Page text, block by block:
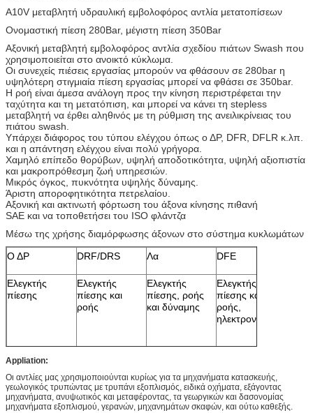
A10V μεταβλητή υδραυλική εμβολοφόρος αντλία μετατοπίσεων
Ονομαστική πίεση 280Bar, μέγιστη πίεση 350Bar
Αξονική μεταβλητή εμβολοφόρος αντλία σχεδίου πιάτων Swash που
χρησιμοποιείται στο ανοικτό κύκλωμα.
Οι συνεχείς πιέσεις εργασίας μπορούν να φθάσουν σε 280bar η
υψηλότερη στιγμιαία πίεση εργασίας μπορεί να φθάσει σε 350bar.
Η ροή είναι άμεσα ανάλογη προς την κίνηση περιστρέφεται την
ταχύτητα και τη μετατόπιση, και μπορεί να κάνει τη stepless
μεταβλητή να έρθει αληθινός με τη ρύθμιση της ανειλικρίνειας του
πιάτου swash.
Υπάρχει διάφορος του τύπου ελέγχου όπως ο ΔΡ, DFR, DFLR κ.λπ.
και η απάντηση ελέγχου είναι πολύ γρήγορα.
Χαμηλό επίπεδο θορύβων, υψηλή αποδοτικότητα, υψηλή αξιοπιστία
και μακροπρόθεσμη ζωή υπηρεσιών.
Μικρός όγκος, πυκνότητα υψηλής δύναμης.
Άριστη αποροφητικότητα πετρελαίου.
Αξονική και ακτινωτή φόρτωση του άξονα κίνησης πιθανή
SAE και να τοποθετήσει του ISO φλάντζα
Μέσω της χρήσης διαμόρφωσης άξονων στο σύστημα κυκλωμάτων
Ο ΔΡ
DRF/DRS Λα DFE
Ελεγκτής
πίεσης
Ελεγκτής
πίεσης και
ροής
Ελεγκτής
πίεσης, ροής
και δύναμης
Ελεγκτής
πίεσης και
ροής,
ηλεκτρονικός
Appliation:
Οι αντλίες μας χρησιμοποιούνται κυρίως για τα μηχανήματα κατασκευής,
γεωλογικός τρυπώντας με τρυπάνι εξοπλισμός, ειδικά οχήματα, εξάγοντας
μηχανήματα, ανυψωτικός και μεταφέροντας, τα γεωργικών και δασονομίας
μηχανήματα εξοπλισμού, γερανών, μηχανημάτων σκαφών, και ούτω καθεξής.